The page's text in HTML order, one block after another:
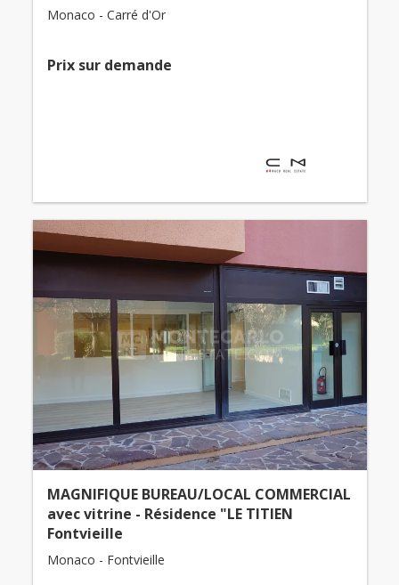
Monaco - Carré d'Or
Prix ​​sur demande
MAGNIFIQUE BUREAU/LOCAL COMMERCIAL
avec vitrine - Résidence "LE TITIEN
Fontvieille
Monaco - Fontvieille